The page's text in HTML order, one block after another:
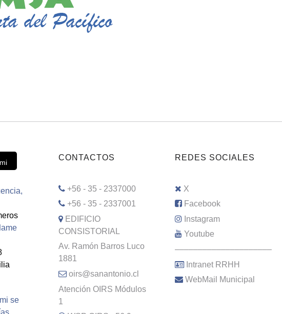
se
CONTACTOS
+56 - 35 - 2337000
+56 - 35 - 2337001
EDIFICIO
CONSISTORIAL
Av. Ramón Barros Luco
1881
oirs@sanantonio.cl
Atención OIRS Módulos
1
REDES SOCIALES
X
Facebook
Instagram
Youtube
–––––––––––––––––––––
Intranet RRHH
WebMail Municipal